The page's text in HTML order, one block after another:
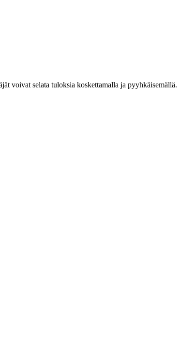
voivat selata tuloksia koskettamalla ja pyyhkäisemällä.